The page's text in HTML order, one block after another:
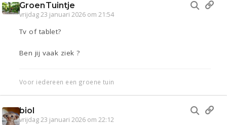
GroenTuintje
vrijdag 23 januari 2026 om 21:54
Tv of tablet?
Ben jij vaak ziek ?
Voor iedereen een groene tuin
biol
vrijdag 23 januari 2026 om 22:12